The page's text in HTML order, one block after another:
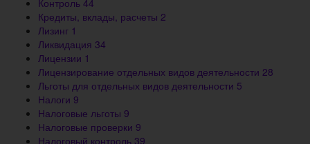
Кредиты, вклады, расчеты 2
Лизинг 1
Ликвидация 34
Лицензии 1
Лицензирование отдельных видов деятельности 28
Льготы для отдельных видов деятельности 5
Налоги 9
Налоговые льготы 9
Налоговые проверки 9
Налоговый контроль 39